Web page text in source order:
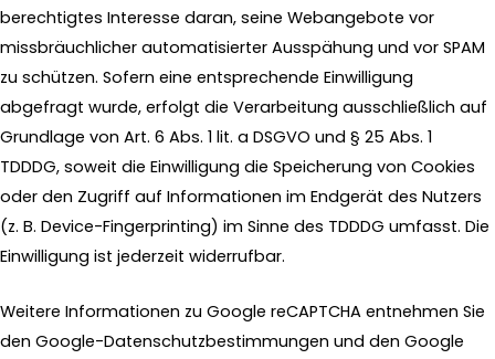
berechtigtes Interesse daran, seine Webangebote vor
missbräuchlicher automatisierter Ausspähung und vor SPAM
zu schützen. Sofern eine entsprechende Einwilligung
abgefragt wurde, erfolgt die Verarbeitung ausschließlich auf
Grundlage von Art. 6 Abs. 1 lit. a DSGVO und § 25 Abs. 1
TDDDG, soweit die Einwilligung die Speicherung von Cookies
oder den Zugriff auf Informationen im Endgerät des Nutzers
(z. B. Device-Fingerprinting) im Sinne des TDDDG umfasst. Die
Einwilligung ist jederzeit widerrufbar.
Weitere Informationen zu Google reCAPTCHA entnehmen Sie
den Google-Datenschutzbestimmungen und den Google